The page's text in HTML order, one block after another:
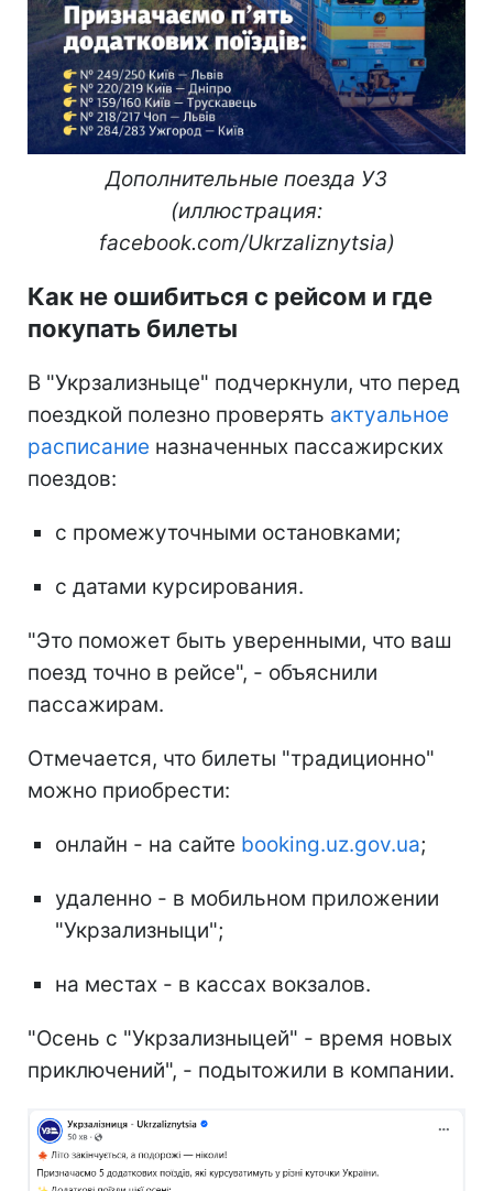
Дополнительные поезда УЗ
(иллюстрация:
facebook.com/Ukrzaliznytsia)
Как не ошибиться с рейсом и где
покупать билеты
В "Укрзализныце" подчеркнули, что перед
поездкой полезно проверять актуальное
расписание назначенных пассажирских
поездов:
с промежуточными остановками;
с датами курсирования.
"Это поможет быть уверенными, что ваш
поезд точно в рейсе", - объяснили
пассажирам.
Отмечается, что билеты "традиционно"
можно приобрести:
онлайн - на сайте booking.uz.gov.ua;
удаленно - в мобильном приложении
"Укрзализныци";
на местах - в кассах вокзалов.
"Осень с "Укрзализныцей" - время новых
приключений", - подытожили в компании.